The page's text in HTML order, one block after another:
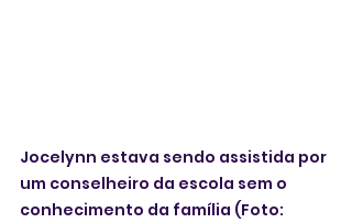
Jocelynn estava sendo assistida por
um conselheiro da escola sem o
conhecimento da família (Foto: